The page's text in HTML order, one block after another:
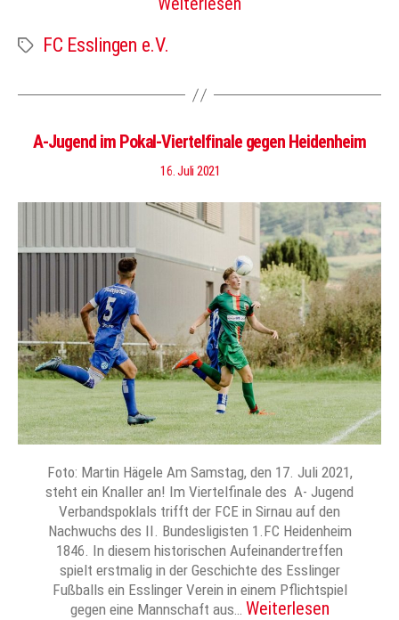
Schlagwörter
FC Esslingen e.V.
A-Jugend im Pokal-Viertelfinale gegen Heidenheim
16. Juli 2021
Foto: Martin Hägele Am Samstag, den 17. Juli 2021,
steht ein Knaller an! Im Viertelfinale des A- Jugend
Verbandspoklals trifft der FCE in Sirnau auf den
Nachwuchs des II. Bundesligisten 1.FC Heidenheim
1846. In diesem historischen Aufeinandertreffen
spielt erstmalig in der Geschichte des Esslinger
Fußballs ein Esslinger Verein in einem Pflichtspiel
gegen eine Mannschaft aus… Weiterlesen